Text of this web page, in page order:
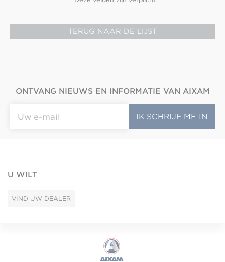
TERUG NAAR DE LIJST
ONTVANG NIEUWS EN INFORMATIE VAN AIXAM
U WILT
VIND UW DEALER